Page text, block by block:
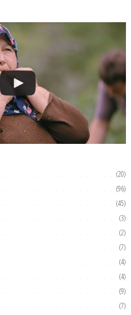
(20)
(96)
(45)
(3)
(2)
(7)
(4)
(4)
(9)
(7)